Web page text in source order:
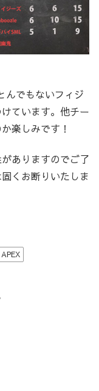
んでもないフィジ
ています。他チー
楽しみです！
ありますのでご了
くお断りいたしま
APEX